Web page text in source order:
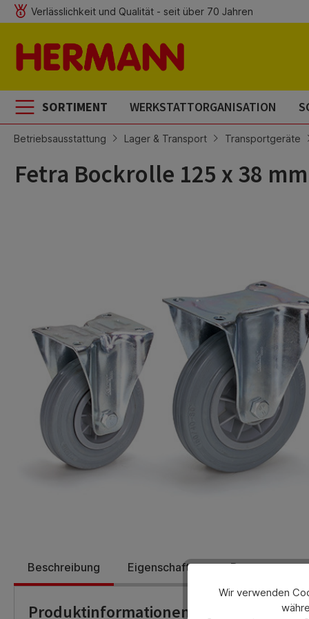
Hauptinhalt springen
Zur Suche springen
Zur Hauptnavigation springen
Verlässlichkeit und Qualität - seit über 70 Jahren
SORTIMENT WERKSTATTORGANISATION
Betriebsausstattung Lager & Transport Transportgeräte
Fetra Bockrolle 125 x 38
Beschreibung Eigenschaften Bewertungen
Produktinformationen
Wir verwenden